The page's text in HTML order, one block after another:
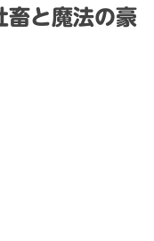
畜と魔法の豪